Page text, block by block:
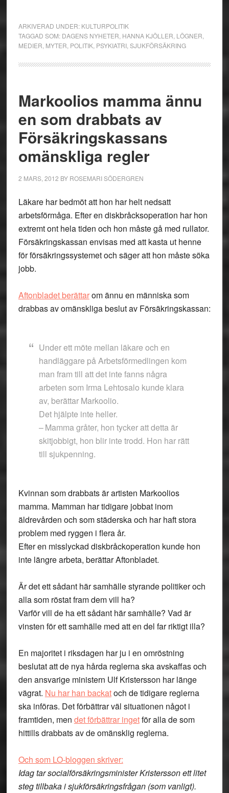
ARKIVERAD UNDER: KULTURPOLITIK
TAGGAD SOM: DAGENS NYHETER HANNA KJÖLLER LÖGNER
MEDIER MYTER POLITIK, PSYKIATRI, SJUKFÖRSÄKRING
Markoolios mamma ännu
en som drabbats av
Försäkringskassans
omänskliga regler
2 MARS, 2012 BY ROSEMARI SÖDERGREN
Läkare har bedmöt att hon har helt nedsatt
arbetsförmåga. Efter en diskbråcksoperation har hon
extremt ont hela tiden och hon måste gå med rullator.
Försäkringskassan envisas med att kasta ut henne
för försäkringssystemet och säger att hon måste söka
jobb.
Aftonbladet berättarom ännu en människa som
drabbas av omänskliga beslut av Försäkringskassan:
Under ett möte mellan läkare och en
handläggare på Arbetsförmedlingen kom
man fram till att det inte fanns några
arbeten som Irma ­Lehtosalo kunde klara
av, berättar Markoolio.
Det hjälpte inte heller.
– Mamma gråter, hon tycker att detta är
skitjobbigt, hon blir inte trodd. Hon har rätt
till sjukpenning.
Kvinnan som drabbats är artisten Markoolios
mamma. Mamman har tidigare jobbat inom
äldrevården och som städerska och har haft stora
problem med ryggen i flera år.
Efter en misslyckad diskbråckoperation kunde hon
inte längre arbeta, berättar Aftonbladet.
Är det ett sådant här samhälle styrande politiker och
alla som röstat fram dem vill ha?
Varför vill de ha ett sådant här samhälle? Vad är
vinsten för ett samhälle med att en del far riktigt illa?
En majoritet i riksdagen har ju i en omröstning
beslutat att de nya hårda reglerna ska avskaffas och
den ansvarige ministern Ulf Kristersson har länge
vägrat. Nu har han backatoch de tidigare reglerna
ska införas. Det förbättrar väl situationen något i
framtiden, men det förbättrar ingetför alla de som
hittills drabbats av de omänsklig reglerna.
Och som LO-bloggen skriver:
Idag tar socialförsäkringsminister Kristersson ett litet
steg tillbaka i sjukförsäkringsfrågan (som vanligt).